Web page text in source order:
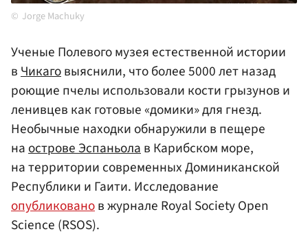
Jorge Machuky
Ученые Полевого музея естественной истории
вЧикаговыяснили, что более 5000 лет назад
роющие пчелы использовали кости грызунов и
ленивцев как готовые «домики» для гнезд.
Необычные находки обнаружили в пещере
наострове Эспаньолав Карибском море,
на территории современных Доминиканской
Республики и Гаити. Исследование
опубликованов журнале Royal Society Open
Science (RSOS).